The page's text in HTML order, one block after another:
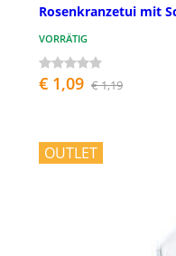
Rosenkranzetui mit
VORRÄTIG
€ 1,09 € 1,19
OUTLET